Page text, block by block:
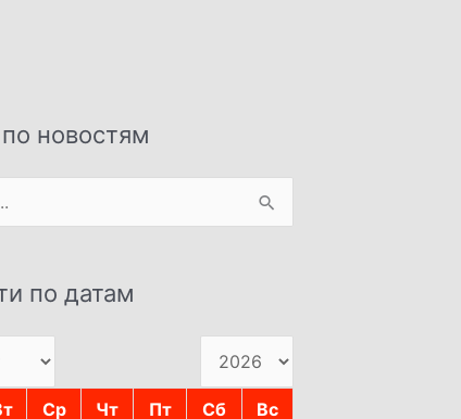
новостям
по датам
Ср Чт Пт Сб
Вс